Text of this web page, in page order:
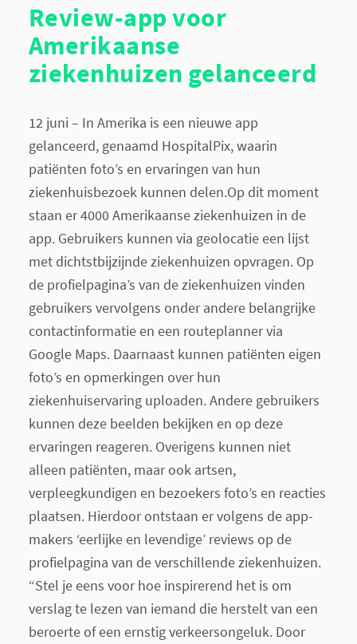
Review-app voor
Amerikaanse
ziekenhuizen gelanceerd
12 juni – In Amerika is een nieuwe app
gelanceerd, genaamd HospitalPix, waarin
patiënten foto’s en ervaringen van hun
ziekenhuisbezoek kunnen delen.Op dit moment
staan er 4000 Amerikaanse ziekenhuizen in de
app. Gebruikers kunnen via geolocatieeen lijst
met dichtstbijzijnde ziekenhuizen opvragen. Op
de profielpagina’s van de ziekenhuizen vinden
gebruikers vervolgens onder andere belangrijke
contactinformatie en een routeplanner via
Google Maps. Daarnaast kunnen patiënten eigen
foto’s en opmerkingen over hun
ziekenhuiservaring uploaden. Andere gebruikers
kunnen deze beelden bekijken en op deze
ervaringen reageren. Overigens kunnen niet
alleen patiënten, maar ook artsen,
verpleegkundigen en bezoekers foto’s en reacties
plaatsen. Hierdoor ontstaan er volgens de app-
makers ‘eerlijke en levendige’ reviews op de
profielpagina van de verschillende ziekenhuizen.
“Stel je eens voor hoe inspirerend het is om
verslag te lezen van iemand die herstelt van een
beroerte of een ernstig verkeersongeluk. Door